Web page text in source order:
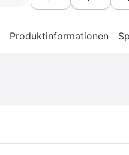
Produktinformationen